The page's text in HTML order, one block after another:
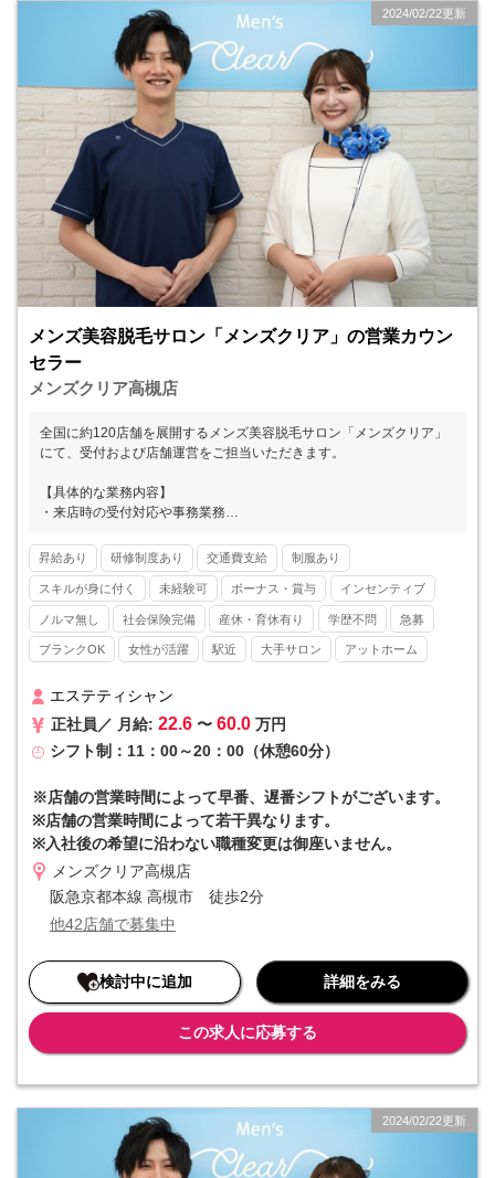
2024/02/22更新
メンズ美容脱毛サロン「メンズクリア」の営業カウン
セラー
メンズクリア高槻店
全国に約120店舗を展開するメンズ美容脱毛サロン「メンズクリア」
にて、受付および店舗運営をご担当いただきます。
【具体的な業務内容】
・来店時の受付対応や事務業務
・カルテ作成
※お客様の8割以上がひげ脱毛です。
■■ メンズクリアとは ■■
メンズ美容が注目され始めた2013年にスタートし、現在では全国47
都道府県すべてに店舗をかまえるリーディングカンパニーとして高い
を集めています。
■■ 他社と差を付けるマーケティング力 ■■
自社のマーケティング部門によってYoutube、twitter（x）、Instagra
本社で吸い上げる組織体制を整えています。さらに集客～予約入力ま
でを本社で集約していることから、店舗の事務作業が最小限で済むと
いうメリットも。集客を全て本社で担当するため、個人ノルマなどが
一切発生しないのも特徴です。
■■ 入社初月からインセンティブが発生 ■■
インセンティブというと「優秀な人だけ」というイメージがあります
が、当社はそうではありません。リピート率の高さや成長市場という
ものになっています。そのため「高収入を実現したい」という方にも
おすすめです。
昇給あり 研修制度あり 交通費支給 制服あり
スキルが身に付く 未経験可 ボーナス・賞与 インセンティブ
ノルマ無し 社会保険完備 産休・育休有り 学歴不問 急募
ブランクOK 女性が活躍 駅近 大手サロン アットホーム
エステティシャン
正社員／ 月給: 22.6 〜 60.0 万円
シフト制：11：00～20：00（休憩60分）
※店舗の営業時間によって早番、遅番シフトがございます。
※店舗の営業時間によって若干異なります。
※入社後の希望に沿わない職種変更は御座いません。
メンズクリア高槻店
阪急京都本線 高槻市 徒歩2分
他42店舗で募集中
検討中に追加 詳細をみる
この求人に応募する
2024/02/22更新